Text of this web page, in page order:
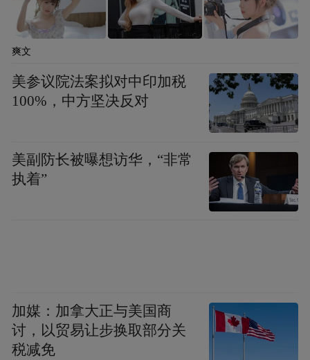
“特别声明：以上作品内容(包括在内的视频、图片或音
频)为凤凰网旗下自媒体平台“大风号”用户上传并发
Notice: The content above (including the videos,
pictures and audios if any) is uploaded and posted
by the user of Dafeng Hao, which is a social media
platform and merely provides information storage
爽文
美参议院法案拟对中印加税
100%，中方坚决反对
美副防长被曝想访华，“非常
执着”
加媒：加拿大正与美国商
讨，以贸易让步换取部分关
税减免